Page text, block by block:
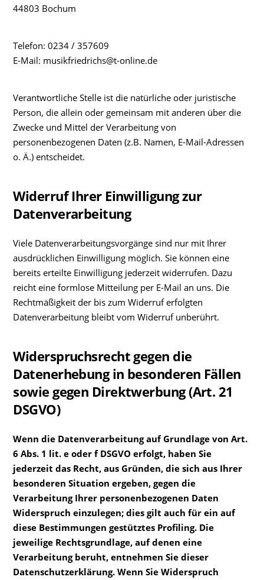
44803 Bochum
Telefon: 0234 / 357609
E-Mail: musikfriedrichs@t-online.de
Verantwortliche Stelle ist die natürliche oder juristische
Person, die allein oder gemeinsam mit anderen über die
Zwecke und Mittel der Verarbeitung von
personenbezogenen Daten (z.B. Namen, E-Mail-Adressen
o. Ä.) entscheidet.
Widerruf Ihrer Einwilligung zur
Datenverarbeitung
Viele Datenverarbeitungsvorgänge sind nur mit Ihrer
ausdrücklichen Einwilligung möglich. Sie können eine
bereits erteilte Einwilligung jederzeit widerrufen. Dazu
reicht eine formlose Mitteilung per E-Mail an uns. Die
Rechtmäßigkeit der bis zum Widerruf erfolgten
Datenverarbeitung bleibt vom Widerruf unberührt.
Widerspruchsrecht gegen die
Datenerhebung in besonderen Fällen
sowie gegen Direktwerbung (Art. 21
DSGVO)
Wenn die Datenverarbeitung auf Grundlage von Art.
6 Abs. 1 lit. e oder f DSGVO erfolgt, haben Sie
jederzeit das Recht, aus Gründen, die sich aus Ihrer
besonderen Situation ergeben, gegen die
Verarbeitung Ihrer personenbezogenen Daten
Widerspruch einzulegen; dies gilt auch für ein auf
diese Bestimmungen gestütztes Profiling. Die
jeweilige Rechtsgrundlage, auf denen eine
Verarbeitung beruht, entnehmen Sie dieser
Datenschutzerklärung. Wenn Sie Widerspruch